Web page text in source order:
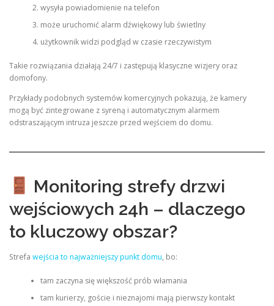
wysyła powiadomienie na telefon
może uruchomić alarm dźwiękowy lub świetlny
użytkownik widzi podgląd w czasie rzeczywistym
Takie rozwiązania działają 24/7 i zastępują klasyczne wizjery oraz
domofony.
Przykłady podobnych systemów komercyjnych pokazują, że kamery
mogą być zintegrowane z syreną i automatycznym alarmem
odstraszającym intruza jeszcze przed wejściem do domu.
Monitoring strefy drzwi
wejściowych 24h – dlaczego
to kluczowy obszar?
Strefa wejścia to najważniejszy punkt domu, bo:
tam zaczyna się większość prób włamania
tam kurierzy, goście i nieznajomi mają pierwszy kontakt